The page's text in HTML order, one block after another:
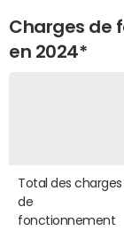
Charges de
en 2024*
Total des charges
de
fonctionnement